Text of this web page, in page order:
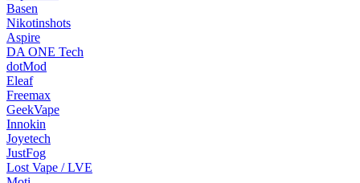
Basen
Nikotinshots
Aspire
DA ONE Tech
dotMod
Eleaf
Freemax
GeekVape
Innokin
Joyetech
JustFog
Lost Vape / LVE